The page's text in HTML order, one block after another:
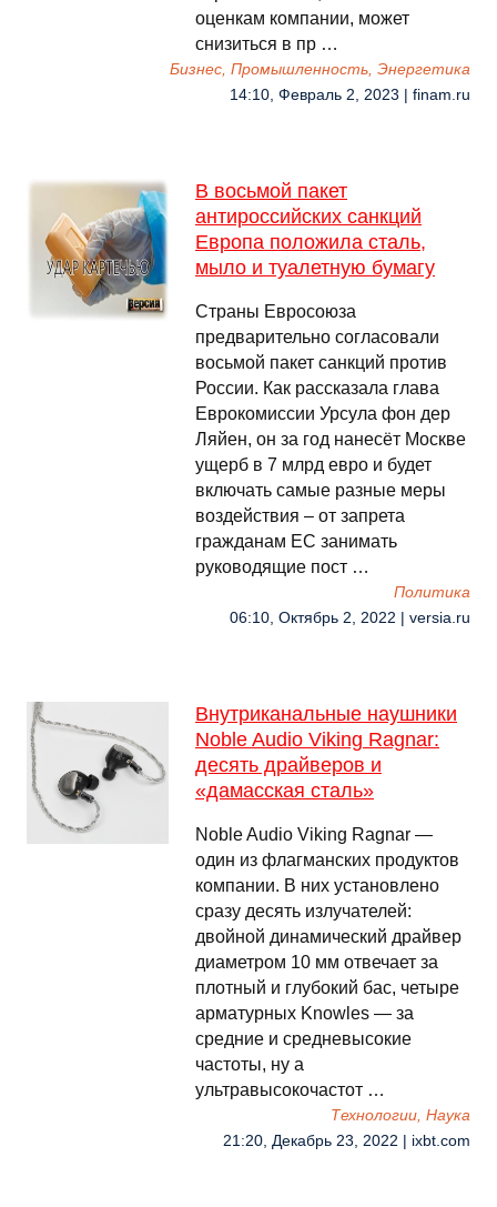
оценкам компании, может
снизиться в пр …
Бизнес, Промышленность, Энергетика
14:10, Февраль 2, 2023 | finam.ru
В восьмой пакет
антироссийских санкций
Европа положила сталь,
мыло и туалетную бумагу
Страны Евросоюза
предварительно согласовали
восьмой пакет санкций против
России. Как рассказала глава
Еврокомиссии Урсула фон дер
Ляйен, он за год нанесёт Москве
ущерб в 7 млрд евро и будет
включать самые разные меры
воздействия – от запрета
гражданам ЕС занимать
руководящие пост …
Политика
06:10, Октябрь 2, 2022 | versia.ru
Внутриканальные наушники
Noble Audio Viking Ragnar:
десять драйверов и
«дамасская сталь»
Noble Audio Viking Ragnar —
один из флагманских продуктов
компании. В них установлено
сразу десять излучателей:
двойной динамический драйвер
диаметром 10 мм отвечает за
плотный и глубокий бас, четыре
арматурных Knowles — за
средние и средневысокие
частоты, ну а
ультравысокочастот …
Технологии, Наука
21:20, Декабрь 23, 2022 | ixbt.com